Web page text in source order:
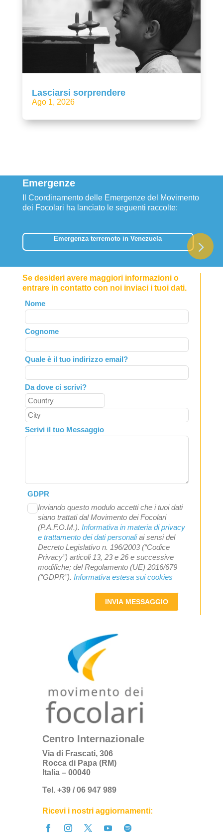
Lasciarsi sorprendere
Ago 1, 2026
Emergenze
Il Coordinamento delle Emergenze del Movimento
dei Focolari ha lanciato le seguenti raccolte:
Emergenza terremoto in Venezuela
Se desideri avere maggiori informazioni o
entrare in contatto con noi inviaci i tuoi dati.
Leave
this
field
blank
Nome
Cognome
Quale è il tuo indirizzo email?
Da dove ci scrivi?
Scrivi il tuo Messaggio
GDPR
Inviando questo modulo accetti che i tuoi dati
siano trattati dal Movimento dei Focolari
(P.A.F.O.M.). Informativa in materia di privacy
e trattamento dei dati personaliai sensi del
Decreto Legislativo n. 196/2003 (“Codice
Privacy”) articoli 13, 23 e 26 e successive
modifiche; del Regolamento (UE) 2016/679
(“GDPR”). Informativa estesa sui cookies
INVIA MESSAGGIO
Centro Internazionale
Via di Frascati, 306
Rocca di Papa (RM)
Italia – 00040
Tel. +39 / 06 947 989
Ricevi i nostri aggiornamenti: